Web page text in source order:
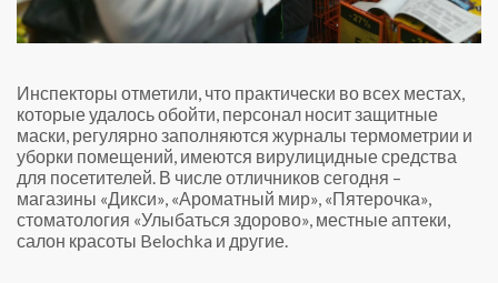
Инспекторы отметили, что практически во всех местах,
которые удалось обойти, персонал носит защитные
маски, регулярно заполняются журналы термометрии и
уборки помещений, имеются вирулицидные средства
для посетителей. В числе отличников сегодня –
магазины «Дикси», «Ароматный мир», «Пятерочка»,
стоматология «Улыбаться здорово», местные аптеки,
салон красоты Belochka и другие.